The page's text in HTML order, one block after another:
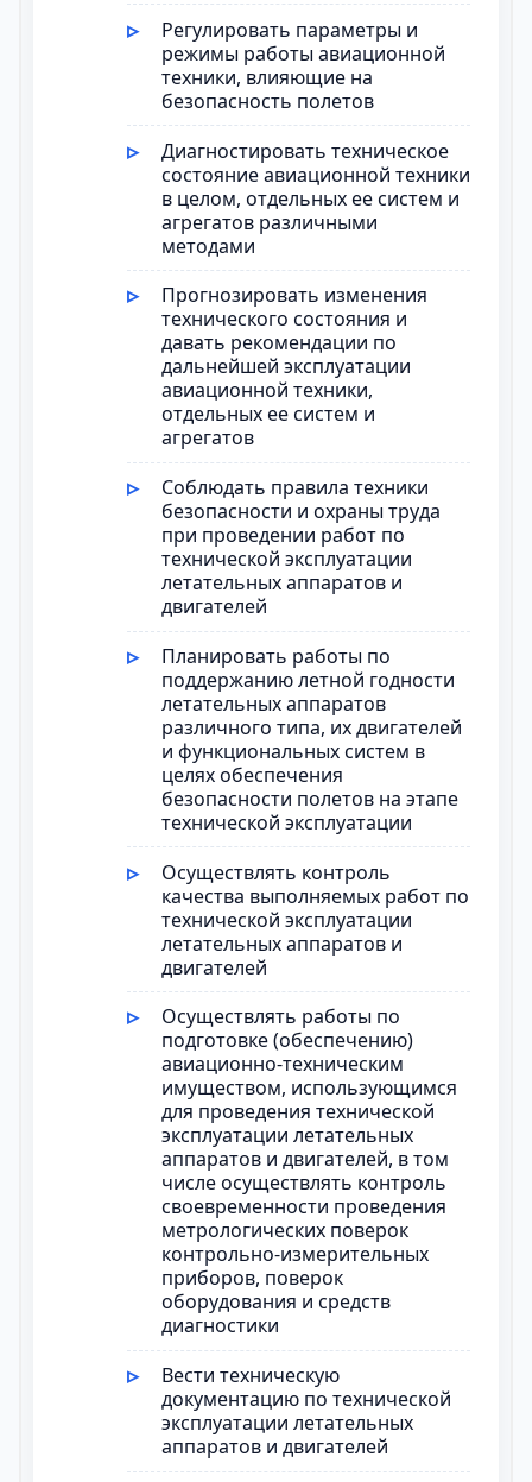
Регулировать параметры и
режимы работы авиационной
техники, влияющие на
безопасность полетов
Диагностировать техническое
состояние авиационной техники
в целом, отдельных ее систем и
агрегатов различными
методами
Прогнозировать изменения
технического состояния и
давать рекомендации по
дальнейшей эксплуатации
авиационной техники,
отдельных ее систем и
агрегатов
Соблюдать правила техники
безопасности и охраны труда
при проведении работ по
технической эксплуатации
летательных аппаратов и
двигателей
Планировать работы по
поддержанию летной годности
летательных аппаратов
различного типа, их двигателей
и функциональных систем в
целях обеспечения
безопасности полетов на этапе
технической эксплуатации
Осуществлять контроль
качества выполняемых работ по
технической эксплуатации
летательных аппаратов и
двигателей
Осуществлять работы по
подготовке (обеспечению)
авиационно-техническим
имуществом, использующимся
для проведения технической
эксплуатации летательных
аппаратов и двигателей, в том
числе осуществлять контроль
своевременности проведения
метрологических поверок
контрольно-измерительных
приборов, поверок
оборудования и средств
диагностики
Вести техническую
документацию по технической
эксплуатации летательных
аппаратов и двигателей